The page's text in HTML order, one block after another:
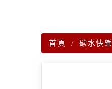
首頁 碳水快